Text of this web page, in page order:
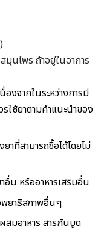
นไพร ถ้าอยู่ในอาการ
งจากในระหว่างการมี
ใช้ยาตามคำแนะนำของ
าที่สามารถซื้อได้โดยไม่
น หรืออาหารเสริมอื่น
พยาธิสภาพอื่นๆ
สมอาหาร สารกันบูด